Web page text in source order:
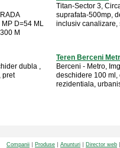
MP D=54 ML
M
Titan-Sector 3,
suprafata-500mp,
inclusiv canalizare,
dubla ,
pret
Teren Berceni
Berceni - Metro,
deschidere 100 ml,
rezidentiala,
Companii Produse Anunturi Director web